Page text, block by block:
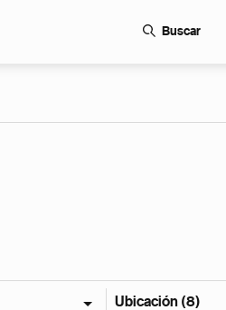
Buscar
Ubicación (8)